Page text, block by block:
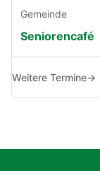
Gemeinde
Seniorencafé
Weitere Termine→